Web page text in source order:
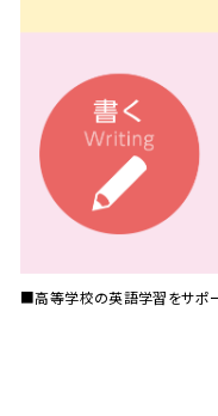
■高等学校の英語学習をサポ